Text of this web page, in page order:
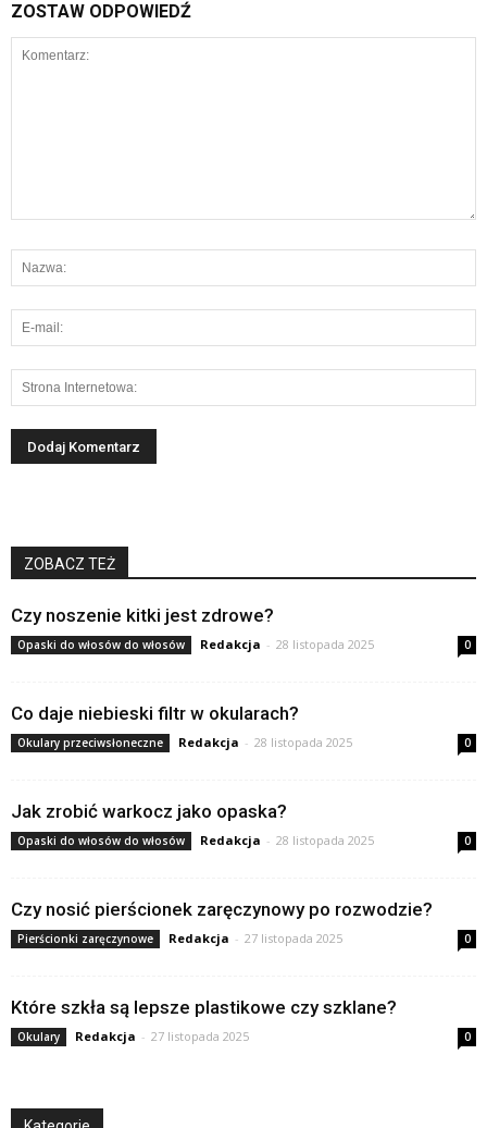
ZOSTAW ODPOWIEDŹ
ZOBACZ TEŻ
Czy noszenie kitki jest zdrowe?
Opaski do włosów do włosów Redakcja - 28 listopada 2025 0
Co daje niebieski filtr w okularach?
Okulary przeciwsłoneczne Redakcja - 28 listopada 2025 0
Jak zrobić warkocz jako opaska?
Opaski do włosów do włosów Redakcja - 28 listopada 2025 0
Czy nosić pierścionek zaręczynowy po rozwodzie?
Pierścionki zaręczynowe Redakcja - 27 listopada 2025 0
Które szkła są lepsze plastikowe czy szklane?
Okulary Redakcja - 27 listopada 2025 0